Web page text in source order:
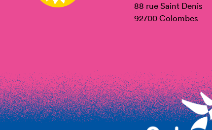
88 rue Saint Denis
92700 Colombes